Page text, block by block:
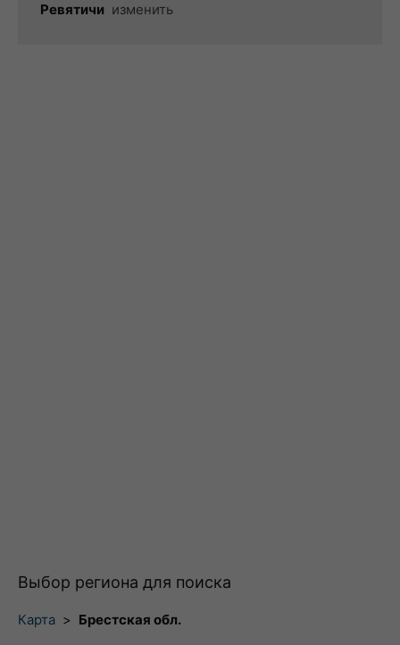
Ревятичи изменить
Выбор региона для поиска
Карта > Брестская обл.